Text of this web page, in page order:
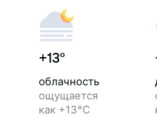
+13°
облачность
ощущается
как +13°C